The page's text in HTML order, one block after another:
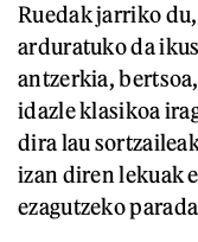
Ruedak jarriko
arduratuko da
antzerkia,
idazle klasikoa
dira lau
izan diren lekuak
ezagutzeko